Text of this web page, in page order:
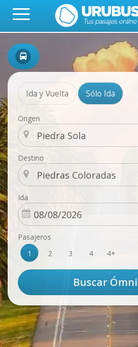
Ida y Vuelta Sólo Ida
Origen
Destino
Ida
Pasajeros
1
2 3 4 4+